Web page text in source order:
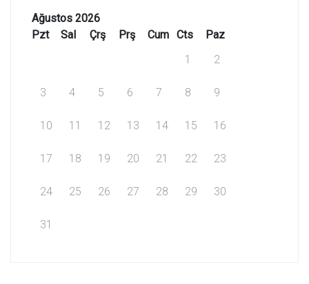
Ağustos 2026
Pzt
Sal Çrş Prş Cum Cts
Paz
1
2
3 4 5 6 7 8 9
10 11 12 13 14 15 16
17 18 19 20 21 22 23
24 25 26 27 28 29 30
31